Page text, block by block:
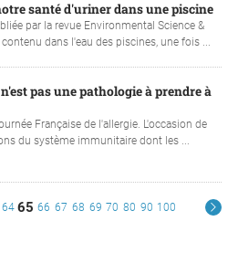
santé d'uriner dans une piscine
par la revue Environmental Science &
dans l'eau des piscines, une fois ...
pas une pathologie à prendre à
Française de l'allergie. L'occasion de
du système immunitaire dont les ...
64 65 66 67 68 69 70 80 90 100